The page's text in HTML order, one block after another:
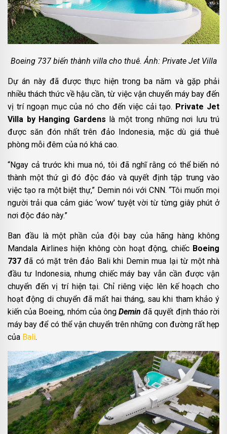
Boeing 737 biến thành villa cho thuê. Ảnh: Private Jet Villa
Dự án này đã được thực hiện trong ba năm và gặp phải
nhiều thách thức về hậu cần, từ việc vận chuyển máy bay đến
vị trí ngoạn mục của nó cho đến việc cải tạo. Private Jet
Villa by Hanging Gardens là một trong những nơi lưu trú
được săn đón nhất trên đảo Indonesia, mặc dù giá thuê
phòng mỗi đêm của nó khá cao.
“Ngay cả trước khi mua nó, tôi đã nghĩ rằng có thể biến nó
thành một thứ gì đó độc đáo và quyết định tập trung vào
việc tạo ra một biệt thự,” Demin nói với CNN. “Tôi muốn mọi
người trải qua cảm giác ‘wow’ tuyệt vời từ từng giây phút ở
nơi độc đáo này.”
Ban đầu là một phần của đội bay của hãng hàng không
Mandala Airlines hiện không còn hoạt động, chiếc Boeing
737 đã có mặt trên đảo Bali khi Demin mua lại từ một nhà
đầu tư Indonesia, nhưng chiếc máy bay vẫn cần được vận
chuyển đến vị trí hiện tại. Chỉ riêng việc lên kế hoạch cho
hoạt động di chuyển đã mất hai tháng, sau khi tham khảo ý
kiến của Boeing, nhóm của ôngDemin đã quyết định tháo rời
máy bay để có thể vận chuyển trên những con đường rất hẹp
của Bali.